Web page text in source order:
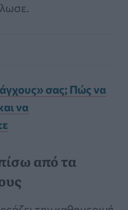
σας; Πώς να
να
από τα